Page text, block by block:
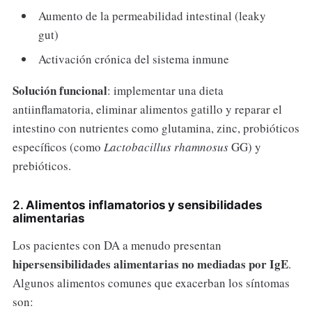
Aumento de la permeabilidad intestinal (leaky
gut)
Activación crónica del sistema inmune
Solución funcional: implementar una dieta
antiinflamatoria, eliminar alimentos gatillo y reparar el
intestino con nutrientes como glutamina, zinc, probióticos
específicos (como Lactobacillus rhamnosusGG) y
prebióticos.
2.Alimentos inflamatorios y sensibilidades
alimentarias
Los pacientes con DA a menudo presentan
hipersensibilidades alimentarias no mediadas por IgE.
Algunos alimentos comunes que exacerban los síntomas
son: